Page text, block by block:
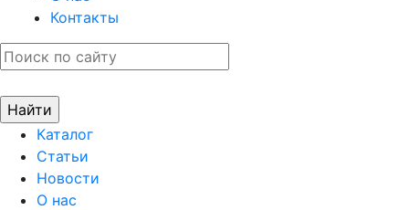
Контакты
Каталог
Статьи
Новости
О нас